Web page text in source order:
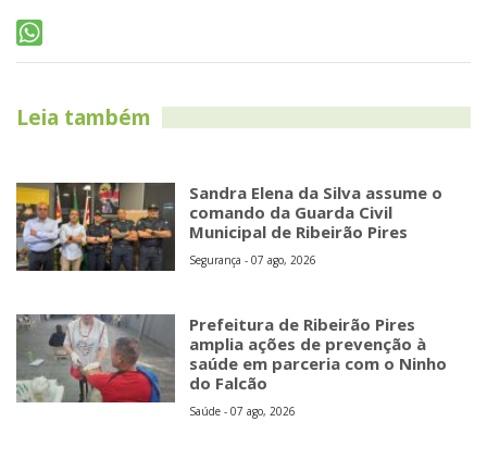
Leia também
Sandra Elena da Silva assume o
comando da Guarda Civil
Municipal de Ribeirão Pires
Segurança - 07 ago, 2026
Prefeitura de Ribeirão Pires
amplia ações de prevenção à
saúde em parceria com o Ninho
do Falcão
Saúde - 07 ago, 2026